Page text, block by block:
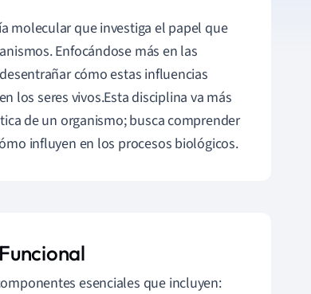
molecular que investiga el papel que
Enfocándose más en las
cómo estas influencias
los seres vivos.Esta disciplina va más
de un organismo; busca comprender
influyen en los procesos biológicos.
esenciales que incluyen: